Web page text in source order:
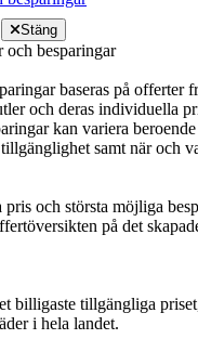
Stäng
besparingar
baseras på offerter
och deras individuella
kan variera
samt när och
och största möjliga
på det
billigaste tillgängliga
i hela landet.